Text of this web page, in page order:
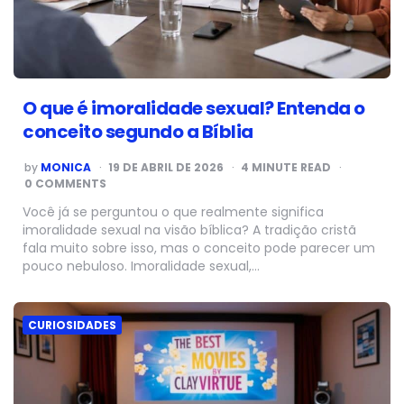
O que é imoralidade sexual? Entenda o
conceito segundo a Bíblia
POSTED
BY
by MONICA 19 DE ABRIL DE 2026 4 MINUTE READ
0 COMMENTS
Você já se perguntou o que realmente significa
imoralidade sexual na visão bíblica? A tradição cristã
fala muito sobre isso, mas o conceito pode parecer um
pouco nebuloso. Imoralidade sexual,…
CURIOSIDADES